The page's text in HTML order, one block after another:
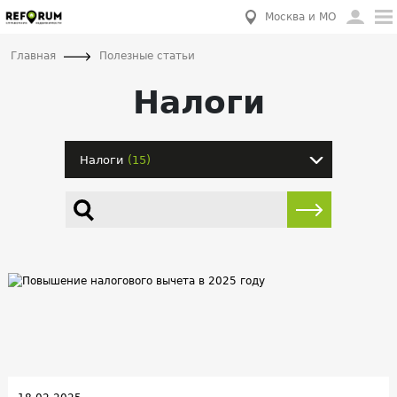
Москва и МО
Главная Полезные статьи
Налоги
Налоги (15)